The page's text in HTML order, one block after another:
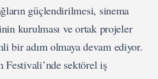
güçlendirilmesi, sinema
kurulması ve ortak projeler
bir adım olmaya devam ediyor.
sektörel iş